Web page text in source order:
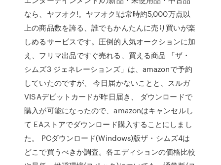
なら、ヤフオク!。ヤフオク!は常時約5,000万点以
上の商品数を誇る、誰でもかんたんに売り買いが楽
しめるサービスです。圧倒的人気オークションに加
え、フリマ出品ですぐ売れる、買える商品 「ザ・
シムズ3 ジェネレーションズ」は、amazonで予約
していたのですが、 今日届かないことと、スルガ
VISAデビットカードが昨日届き、 ダウンロードで
購入が可能になったので、amazonはキャンセルし
て EAストアでダウンロード購入することにしまし
た。 PCダウンロード(Windows)版ザ・シムズ4は
どこで買うべきか調査。各エディションの価格比較